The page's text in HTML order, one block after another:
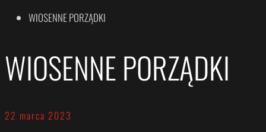
WIOSENNE PORZĄDKI
WIOSENNE PORZĄDKI
22 marca 2023